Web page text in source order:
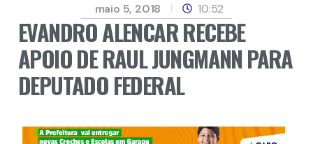
maio 5, 2018 10:52
EVANDRO ALENCAR RECEBE
APOIO DE RAUL JUNGMANN PARA
DEPUTADO FEDERAL